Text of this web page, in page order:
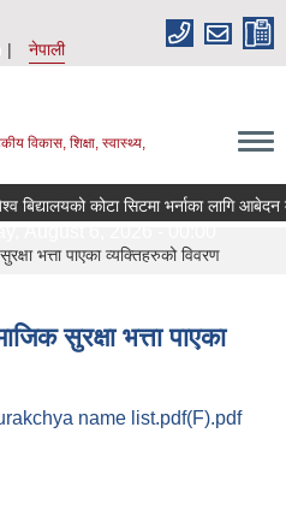
नेपाली
विकास, शिक्षा, स्वास्थ्य,
बिद्यालयको कोटा सिटमा भर्नाका लागि
भत्ता पाएका व्यक्तिहरुको विवरण
सुरक्षा भत्ता पाएका
name list.pdf(F).pdf